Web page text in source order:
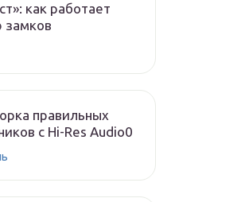
как работает
замков
правильных
с Hi-Res Audio0